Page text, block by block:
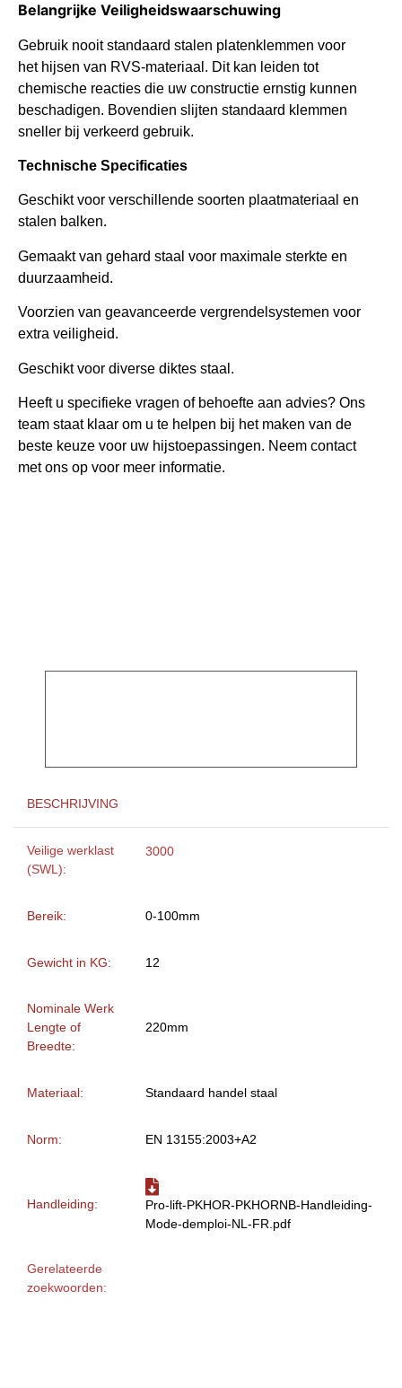
Belangrijke Veiligheidswaarschuwing
Gebruik nooit standaard stalen platenklemmen voor
het hijsen van RVS-materiaal. Dit kan leiden tot
chemische reacties die uw constructie ernstig kunnen
beschadigen. Bovendien slijten standaard klemmen
sneller bij verkeerd gebruik.
Technische Specificaties
Geschikt voor verschillende soorten plaatmateriaal en
stalen balken.
Gemaakt van gehard staal voor maximale sterkte en
duurzaamheid.
Voorzien van geavanceerde vergrendelsystemen voor
extra veiligheid.
Geschikt voor diverse diktes staal.
Heeft u specifieke vragen of behoefte aan advies? Ons
team staat klaar om u te helpen bij het maken van de
beste keuze voor uw hijstoepassingen. Neem contact
met ons op voor meer informatie.
BESCHRIJVING
Veilige werklast
(SWL):
3000
Bereik: 0-100mm
Gewicht in KG: 12
Nominale Werk
Lengte of
Breedte:
220mm
Materiaal: Standaard handel staal
Norm: EN 13155:2003+A2
Handleiding:
Pro-lift-PKHOR-PKHORNB-Handleiding-
Mode-demploi-NL-FR.pdf
Gerelateerde
zoekwoorden: